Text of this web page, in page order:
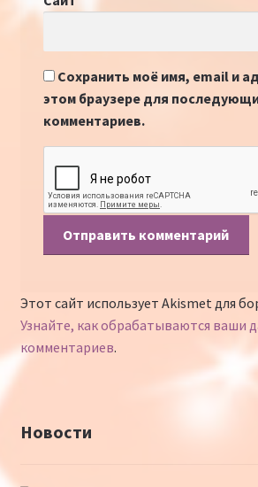
Сохранить моё имя, email и
этом браузере для
комментариев.
Этот сайт использует Akismet для
Узнайте, как обрабатываются ваши
комментариев.
Новости